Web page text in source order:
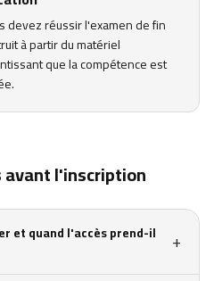
devez réussir l'examen de fin
à partir du matériel
que la compétence est
l'inscription
et quand l'accès prend-il +